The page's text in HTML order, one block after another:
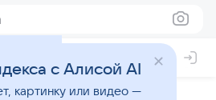
с Алисой AI
картинку или видео —